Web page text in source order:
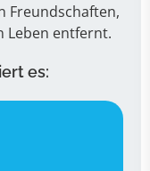
Freundschaften,
Leben entfernt.
es: